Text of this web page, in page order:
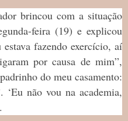
brincou com a situação
feira (19) e explicou
fazendo exercício, aí
por causa de mim”,
do meu casamento:
‘Eu não vou na academia,